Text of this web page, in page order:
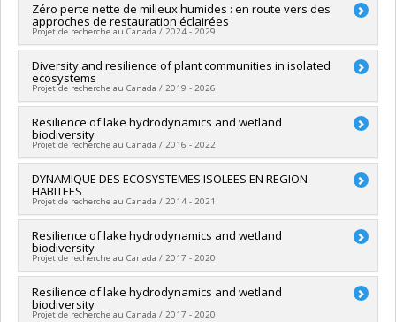
Lead researcher : Stéphanie Pellerin
Funding sources:CRSNG/Conseil de recherches en sciences
naturelles et génie du Canada (CRSNG)
PVX20965-(RGP) Programme de subvention à
la découverte individuelle ou de groupe
Zéro perte nette de milieux humides : en route vers des
approches de restauration éclairées
Projet de recherche au Canada / 2024 - 2029
Lead researcher :Monique Poulin
Co-researchers :
Stéphanie Pellerin
Funding sources:
Grant programs:PVXXXXXX-Subventions Alliance - Option 1
Diversity and resilience of plant communities in isolated
ecosystems
Projet de recherche au Canada / 2019 - 2026
Lead researcher : Stéphanie Pellerin
Funding sources:
CRSNG/Conseil de recherches en sciences
naturelles et génie du Canada (CRSNG)
PVX20965-(RGP) Programme de subvention à
la découverte individuelle ou de groupe
Resilience of lake hydrodynamics and wetland
biodiversity
Projet de recherche au Canada / 2016 - 2022
Lead researcher :Marie Larocque
Co-researchers :
Stéphanie Pellerin
Funding sources:
Kenauk Nature
Grant programs:PVX20973-(RDC-CRD) Partenariat de
recherche / Subvention de recherche et développement
coopérative , ,
DYNAMIQUE DES ECOSYSTEMES ISOLEES EN REGION
HABITEES
Projet de recherche au Canada / 2014 - 2021
Lead researcher : Stéphanie Pellerin
Funding sources:
CRSNG/Conseil de recherches en sciences
naturelles et génie du Canada (CRSNG)
PVX20965-(RGP) Programme de subvention à
la découverte individuelle ou de groupe
Resilience of lake hydrodynamics and wetland
biodiversity
Projet de recherche au Canada / 2017 - 2020
Lead researcher : Stéphanie Pellerin
Co-researchers :
Marie Larocque
Resilience of lake hydrodynamics and wetland
biodiversity
Projet de recherche au Canada / 2017 - 2020